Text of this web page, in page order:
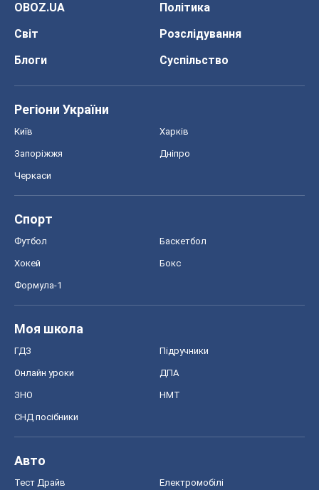
OBOZ.UA
Політика
Світ
Розслідування
Блоги
Суспільство
Регіони України
Київ Харків
Запоріжжя Дніпро
Черкаси
Спорт
Футбол Баскетбол
Хокей Бокс
Формула-1
Моя школа
ГДЗ Підручники
Онлайн уроки ДПА
ЗНО НМТ
СНД посібники
Авто
Тест Драйв Електромобілі